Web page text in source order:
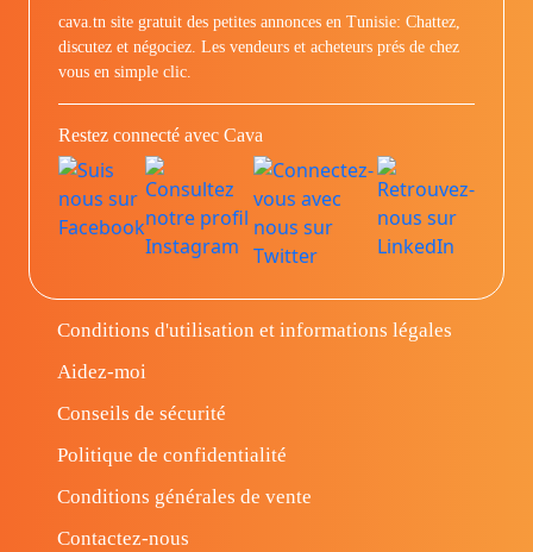
cava.tn site gratuit des petites annonces en Tunisie: Chattez,
discutez et négociez. Les vendeurs et acheteurs prés de chez
vous en simple clic.
Restez connecté avec Cava
Conditions d'utilisation et informations légales
Aidez-moi
Conseils de sécurité
Politique de confidentialité
Conditions générales de vente
Contactez-nous